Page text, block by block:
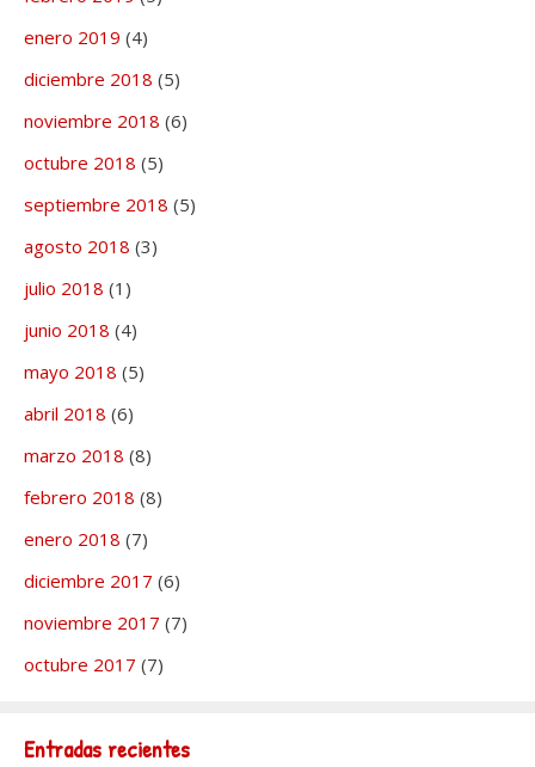
enero 2019 (4)
diciembre 2018 (5)
noviembre 2018 (6)
octubre 2018 (5)
septiembre 2018 (5)
agosto 2018 (3)
julio 2018 (1)
junio 2018 (4)
mayo 2018 (5)
abril 2018 (6)
marzo 2018 (8)
febrero 2018 (8)
enero 2018 (7)
diciembre 2017 (6)
noviembre 2017 (7)
octubre 2017 (7)
Entradas recientes